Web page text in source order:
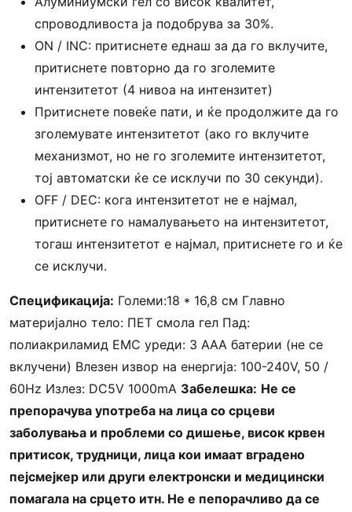
спроводливоста ја подобрува за 30%.
ON / INC: притиснете еднаш за да го вклучите,
притиснете повторно да го зголемите
интензитетот (4 нивоа на интензитет)
Притиснете повеќе пати, и ќе продолжите да го
зголемувате интензитетот (ако го вклучите
механизмот, но не го зголемите интензитетот,
тој автоматски ќе се исклучи по 30 секунди).
OFF / DEC: кога интензитетот не е најмал,
притиснете го намалувањето на интензитетот,
тогаш интензитетот е најмал, притиснете го и ќе
се исклучи.
Спецификација: Големи:18 * 16,8 см Главно
материјално тело: ПЕТ смола гел Пад:
полиакриламид ЕМС уреди: 3 ААА батерии (не се
вклучени) Влезен извор на енергија: 100-240V, 50 /
60Hz Излез: DC5V 1000mA Забелешка: Не се
препорачува употреба на лица со срцеви
заболувања и проблеми со дишење, висок крвен
притисок, трудници, лица кои имаат вградено
пејсмејкер или други електронски и медицински
помагала на срцето итн. Не е пепорачливо да се